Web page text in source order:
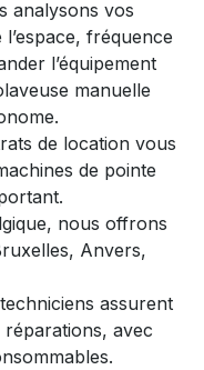
analysons vos
fréquence
l’équipement
manuelle
de location vous
de pointe
nous offrons
Anvers,
assurent
réparations, avec